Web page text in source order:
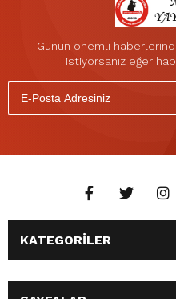
Günün önemli
istiyorsanız eğer
KATEGORİLER
ANASAYFA